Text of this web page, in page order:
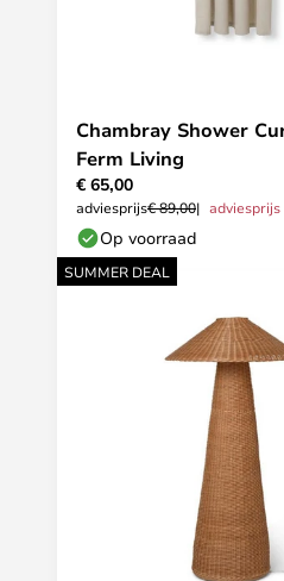
Chambray Shower
Ferm Living
€ 65,00
adviesprijs€ 89,00 adviesprijs
Op voorraad
SUMMER DEAL